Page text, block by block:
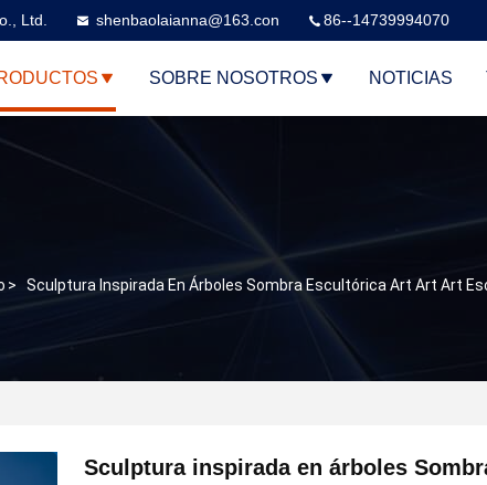
Ltd. shenbaolaianna@163.con 86--14739994070
SOBRE NOSOTROS NOTICIAS
> Sculptura Inspirada En Árboles Sombra Escultórica Art Art Art
Sculptura inspirada en árboles